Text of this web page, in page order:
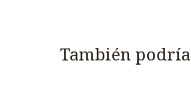
También